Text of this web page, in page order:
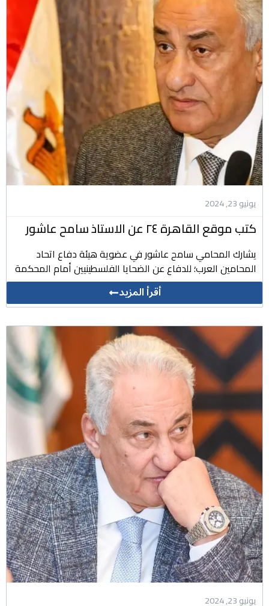
يونيو 23, 2024
كتب موقع القاهرة ٢٤ عن الاستاذ سامح عاشور
يشارك المحامي سامح عاشور في عضوية هيئة دفاع اتحاد
المحامين العرب؛ للدفاع عن الضحايا الفلسطينيين أمام المحكمة
أقرأ المزيد
يونيو 23, 2024